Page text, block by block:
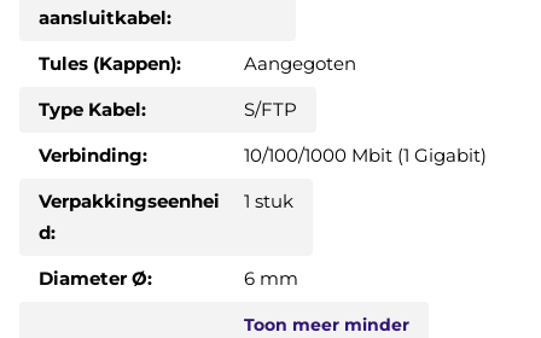
aansluitkabel:
Tules (Kappen):
Aangegoten
Type Kabel:
S/FTP
Verbinding:
10/100/1000 Mbit (1 Gigabit)
Verpakkingseenhei
d:
1 stuk
Diameter Ø: 6 mm
Toon meer minder